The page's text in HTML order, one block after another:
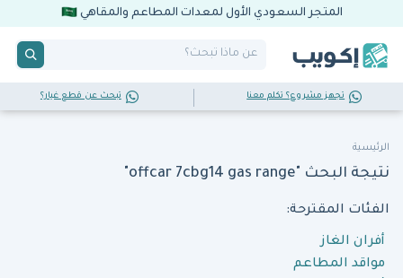
المتجر السعودي الأول لمعدات المطاعم والمقاهي
تجهز مشروع؟ تكلم معنا تبحث عن قطع غيار؟
الرئيسية
نتيجة البحث "offcar 7cbg14 gas range"
الفئات المقترحة:
أفران الغاز
مواقد المطاعم